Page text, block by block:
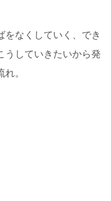
をなくしていく、でき
うしていきたいから発
。